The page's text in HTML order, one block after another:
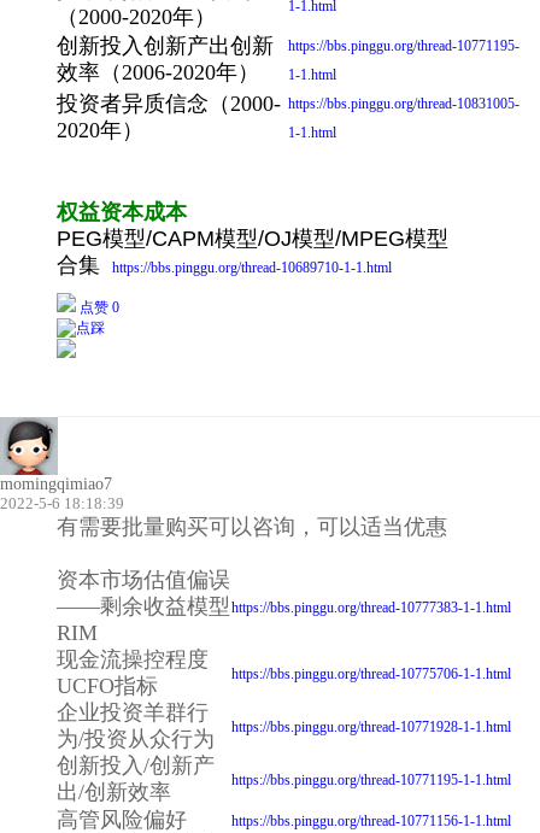
（2000-2020年）
1-1.html
创新投入创新产出创新
效率（2006-2020年）
https://bbs.pinggu.org/thread-10771195-
1-1.html
投资者异质信念（2000-
2020年）
https://bbs.pinggu.org/thread-10831005-
1-1.html
权益资本成本
PEG模型/CAPM模型/OJ模型/MPEG模型
合集
https://bbs.pinggu.org/thread-10689710-1-1.html
点赞 0
momingqimiao7
2022-5-6 18:18:39
有需要批量购买可以咨询，可以适当优惠
资本市场估值偏误
——剩余收益模型
RIM
https://bbs.pinggu.org/thread-10777383-1-1.html
现金流操控程度
UCFO指标
https://bbs.pinggu.org/thread-10775706-1-1.html
企业投资羊群行
为/投资从众行为
https://bbs.pinggu.org/thread-10771928-1-1.html
创新投入/创新产
出/创新效率
https://bbs.pinggu.org/thread-10771195-1-1.html
高管风险偏好 https://bbs.pinggu.org/thread-10771156-1-1.html